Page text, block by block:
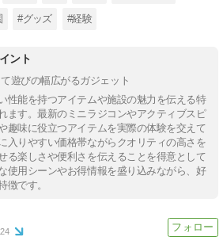
#グッズ #経験
ント
遊びの幅広がるガジェット
性能を持つアイテムや施設の魅力を伝える特
ます。最新のミニラジコンやアクティブスピ
趣味に役立つアイテムを実際の体験を交えて
入りやすい価格帯ながらクオリティの高さを
る楽しさや便利さを伝えることを得意として
使用シーンやお得情報を盛り込みながら、好
徴です。